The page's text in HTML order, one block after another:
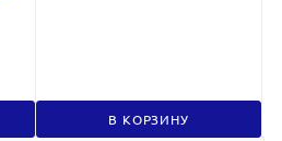
В КОРЗИНУ